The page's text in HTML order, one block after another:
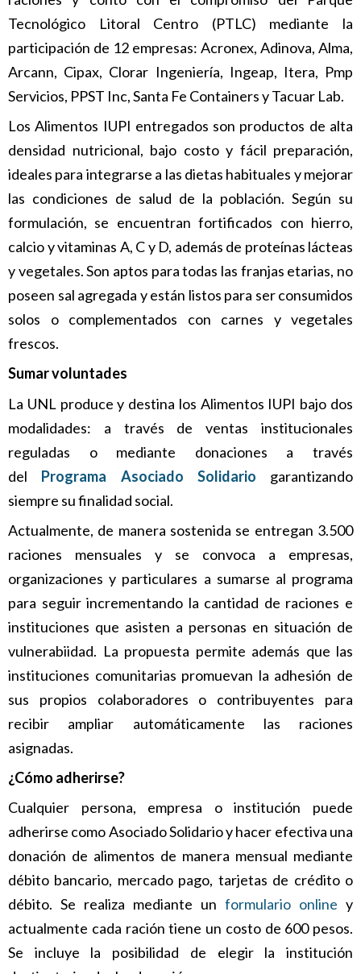
Tecnológico Litoral Centro (PTLC) mediante la
participación de 12 empresas: Acronex, Adinova, Alma,
Arcann, Cipax, Clorar Ingeniería, Ingeap, Itera, Pmp
Servicios, PPST Inc, Santa Fe Containers y Tacuar Lab.
Los Alimentos IUPI entregados son productos de alta
densidad nutricional, bajo costo y fácil preparación,
ideales para integrarse a las dietas habituales y mejorar
las condiciones de salud de la población. Según su
formulación, se encuentran fortificados con hierro,
calcio y vitaminas A, C y D, además de proteínas lácteas
y vegetales. Son aptos para todas las franjas etarias, no
poseen sal agregada y están listos para ser consumidos
solos o complementados con carnes y vegetales
frescos.
Sumar voluntades
La UNL produce y destina los Alimentos IUPI bajo dos
modalidades: a través de ventas institucionales
reguladas o mediante donaciones a través
del Programa Asociado Solidario garantizando
siempre su finalidad social.
Actualmente, de manera sostenida se entregan 3.500
raciones mensuales y se convoca a empresas,
organizaciones y particulares a sumarse al programa
para seguir incrementando la cantidad de raciones e
instituciones que asisten a personas en situación de
vulnerabiidad. La propuesta permite además que las
instituciones comunitarias promuevan la adhesión de
sus propios colaboradores o contribuyentes para
recibir ampliar automáticamente las raciones
asignadas.
¿Cómo adherirse?
Cualquier persona, empresa o institución puede
adherirse como Asociado Solidario y hacer efectiva una
donación de alimentos de manera mensual mediante
débito bancario, mercado pago, tarjetas de crédito o
débito. Se realiza mediante un formulario online y
actualmente cada ración tiene un costo de 600 pesos.
Se incluye la posibilidad de elegir la institución